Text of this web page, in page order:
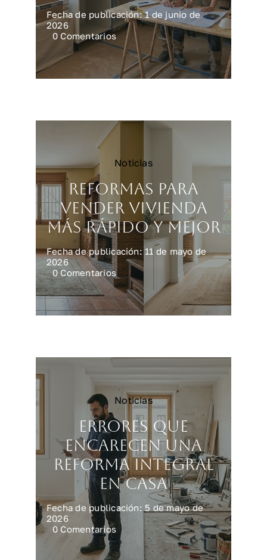
Fecha de publicación: 1 de junio de
2026
0 Comentarioson
Reformar
una
cocina
en
claves
Noticias
Reformas para
vender vivienda
más rápido y mejor
Fecha de publicación: 11 de mayo de
2026
0 Comentarioson
Reformas
para
vender
vivienda
mejor
Noticias
Errores que
encarecen una
reforma integral
en casa
Fecha de publicación: 5 de mayo de
2026
0 Comentarioson
Errores
que